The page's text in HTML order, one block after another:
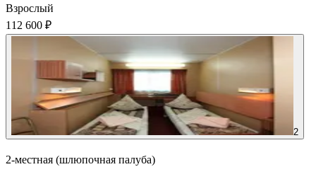
Взрослый
112 600 ₽
2
2-местная (шлюпочная палуба)